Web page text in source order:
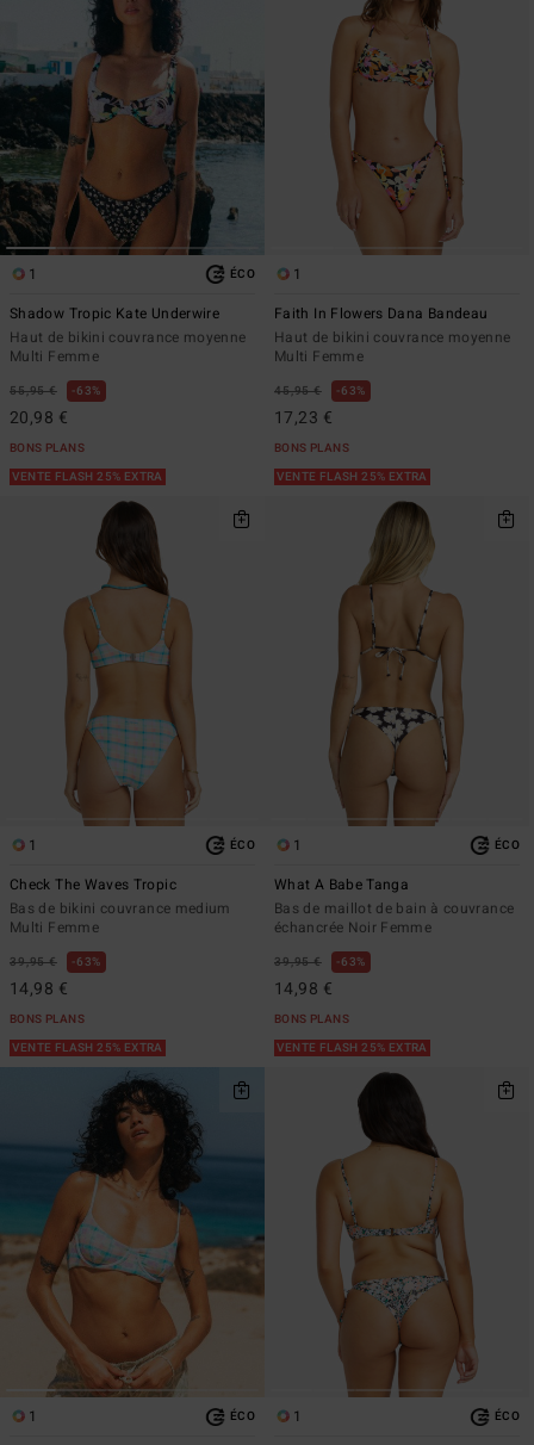
1 ÉCO
Shadow Tropic Kate Underwire
Haut de bikini couvrance moyenne
Multi Femme
55,95 € 63%
20,98 €
BONS PLANS
VENTE FLASH 25% EXTRA
1
Faith In Flowers Dana Bandeau
Haut de bikini couvrance moyenne
Multi Femme
45,95 € 63%
17,23 €
BONS PLANS
VENTE FLASH 25% EXTRA
1 ÉCO
Check The Waves Tropic
Bas de bikini couvrance medium
Multi Femme
39,95 € 63%
14,98 €
BONS PLANS
VENTE FLASH 25% EXTRA
1 ÉCO
What A Babe Tanga
Bas de maillot de bain à couvrance
échancrée Noir Femme
39,95 € 63%
14,98 €
BONS PLANS
VENTE FLASH 25% EXTRA
1 ÉCO 1 ÉCO